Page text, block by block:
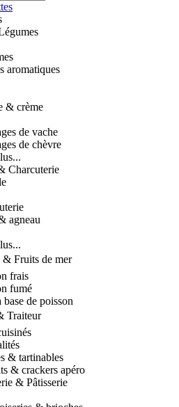
aromatiques
& crème
de vache
de chèvre
Charcuterie
agneau
Fruits de mer
frais
fumé
base de poisson
Traiteur
& tartinables
& crackers apéro
& Pâtisserie